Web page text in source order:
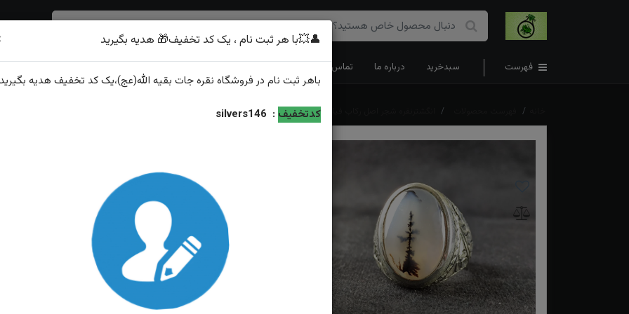
فهرست سبدخرید درباره ما تماس با ما
انگشترنقره شجر اصل رکاب فیلی دست ساز قلمزنی زنی
ویژگی‌های محصول
عیار نقره: ۹۲۵
رکاب: دست ساز
توضیحات: ارسال و سایز رایگان همراه با هدیه زعفران قائنات از... قبل از
👤💥با هر ثبت نام ، یک کد تخفیف🎁 هدیه بگیرید
باهر ثبت نام در فروشگاه نقره جات بقیه الله(عج)،یک کد تخفیف هدیه
کدتخفیف :
silvers146